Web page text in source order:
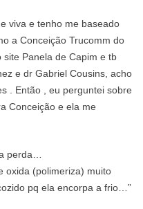
viva e tenho me baseado
a Conceição Trucomm do
site Panela de Capim e tb
e dr Gabriel Cousins, acho
. Então , eu perguntei sobre
Conceição e ela me
perda…
oxida (polimeriza) muito
pq ela encorpa a frio…”